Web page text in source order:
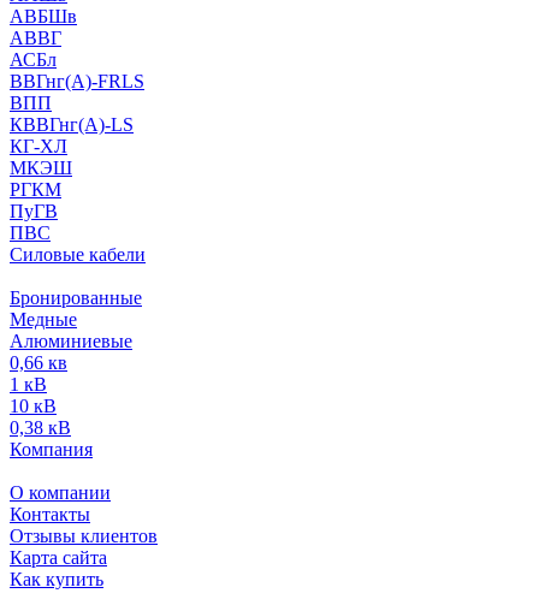
АВБШв
АВВГ
АСБл
ВВГнг(А)-FRLS
ВПП
КВВГнг(А)-LS
КГ-ХЛ
МКЭШ
РГКМ
ПуГВ
ПВС
Силовые кабели
Бронированные
Медные
Алюминиевые
0,66 кв
1 кВ
10 кВ
0,38 кВ
Компания
О компании
Контакты
Отзывы клиентов
Карта сайта
Как купить